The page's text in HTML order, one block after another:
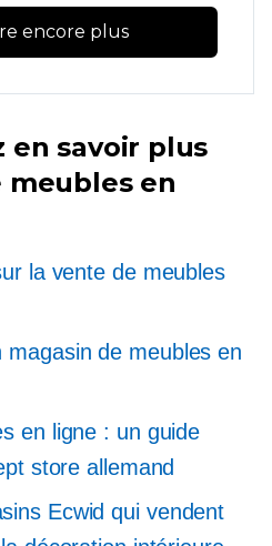
encore plus
en savoir plus
meubles en
la vente de meubles
de meubles en
en ligne : un guide
store allemand
Ecwid qui vendent